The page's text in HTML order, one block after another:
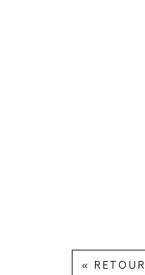
« RETOUR